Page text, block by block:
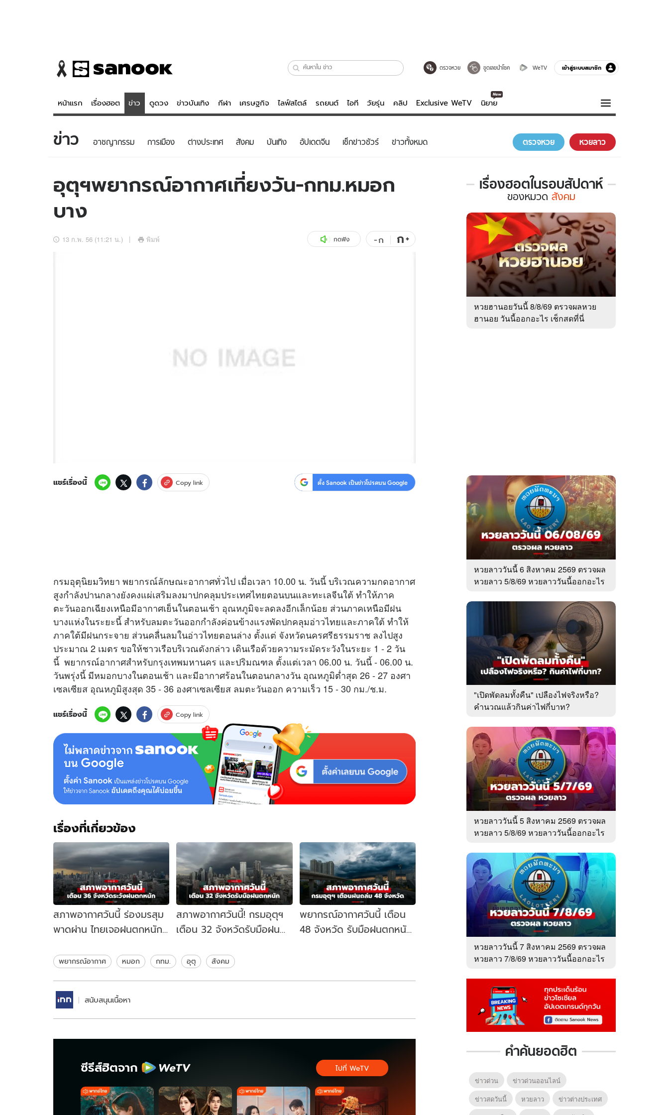
ตรวจหวย ขูดเลขนำโชค WeTV เข้าสู่ระบบสมาชิก
หน้าแรก เรื่องฮอต ข่าว ดูดวง ข่าวบันเทิง กีฬา เศรษฐกิจ ไลฟ์สไตล์ รถยนต์ ไอที วัยรุ่น คลิป Exclusive WeTV นิยาย
ข่าว
ข่าวบันเทิง
ข่าวกีฬา
อัปเดตจีน
ดูดวง - ตรวจหวย
สถิติหวยไทย
ไลฟ์สไตล์
วัยรุ่น
สุขภาพ
บันเทิงครบรส
ดูทีวี
ความรู้รอบตัว
ฮาวทู
ข่าว อาชญากรรม การเมือง ต่างประเทศ สังคม บันเทิง อัปเดตจีน เช็กข่าวชัวร์ ข่าวทั้งหมด ตรวจหวย หวยลาว
อุตุฯพยากรณ์อากาศเที่ยงวัน-กทม.หมอก
บาง
13 ก.พ. 56 (11:21 น.) พิมพ์ กดฟัง -ก ก+
แชร์เรื่องนี้ Copy link ตั้ง Sanook เป็นข่าวโปรดบน Google
กรมอุตุนิยมวิทยา พยากรณ์ลักษณะอากาศทั่วไป เมื่อเวลา 10.00 น. วันนี้ บริเวณความกดอากาศ
สูงกำลังปานกลางยังคงแผ่เสริมลงมาปกคลุมประเทศไทยตอนบนและทะเลจีนใต้ ทำให้ภาค
ตะวันออกเฉียงเหนือมีอากาศเย็นในตอนเช้า อุณหภูมิจะลดลงอีกเล็กน้อย ส่วนภาคเหนือมีฝน
บางแห่งในระยะนี้ สำหรับลมตะวันออกกำลังค่อนข้างแรงพัดปกคลุมอ่าวไทยและภาคใต้ ทำให้
ภาคใต้มีฝนกระจาย ส่วนคลื่นลมในอ่าวไทยตอนล่าง ตั้งแต่ จังหวัดนครศรีธรรมราช ลงไปสูง
ประมาณ 2 เมตร ขอให้ชาวเรือบริเวณดังกล่าว เดินเรือด้วยความระมัดระวังในระยะ 1 - 2 วัน
นี้ พยากรณ์อากาศสำหรับกรุงเทพมหานคร และปริมณฑล ตั้งแต่เวลา 06.00 น. วันนี้ - 06.00 น.
วันพรุ่งนี้ มีหมอกบางในตอนเช้า และมีอากาศร้อนในตอนกลางวัน อุณหภูมิต่ำสุด 26 - 27 องศา
เซลเซียส อุณหภูมิสูงสุด 35 - 36 องศาเซลเซียส ลมตะวันออก ความเร็ว 15 - 30 กม./ช.ม.
แชร์เรื่องนี้ Copy link
เรื่องที่เกี่ยวข้อง
สภาพอากาศวันนี้ ร่องมรสุม
พาดผ่าน ไทยเจอฝนตกหนัก
สภาพอากาศวันนี้! กรมอุตุฯ
เตือน 32 จังหวัดรับมือฝน
พยากรณ์อากาศวันนี้ เตือน
48 จังหวัด รับมือฝนตกหนัก
พยากรณ์อากาศ หมอก กทม. อุตุ สังคม
สนับสนุนเนื้อหา
ซีรีส์ฮิตจาก ไปที่ WeTV
เรื่องฮอตในรอบสัปดาห์
เรื่อง
ใน
รอบ
สัปดาห์
หมวด
สังคม
ของหมวด สังคม
หวยฮานอยวันนี้ 8/8/69 ตรวจผลหวย
ฮานอย วันนี้ออกอะไร เช็กสดที่นี่
หวยลาววันนี้ 6 สิงหาคม 2569 ตรวจผล
หวยลาว 5/8/69 หวยลาววันนี้ออกอะไร
"เปิดพัดลมทั้งคืน" เปลืองไฟจริงหรือ?
คำนวณแล้วกินค่าไฟกี่บาท?
หวยลาววันนี้ 5 สิงหาคม 2569 ตรวจผล
หวยลาว 5/8/69 หวยลาววันนี้ออกอะไร
หวยลาววันนี้ 7 สิงหาคม 2569 ตรวจผล
หวยลาว 7/8/69 หวยลาววันนี้ออกอะไร
คำค้นยอดฮิต
ข่าวด่วน
ข่าวด่วนออนไลน์
ข่าวสดวันนี้
หวยลาว
ข่าวต่างประเทศ